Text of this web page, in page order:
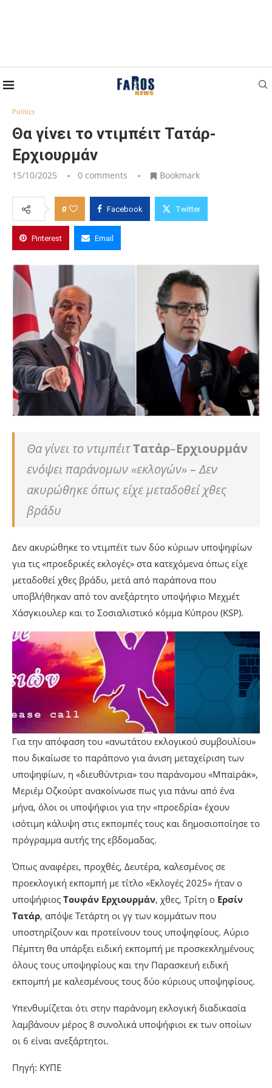
Home Θα γίνει το ντιμπέιτ Τατάρ-Ερχιουρμάν
Politics
Θα γίνει το ντιμπέιτ Τατάρ-
Ερχιουρμάν
15/10/2025 0 comments Bookmark
0 Facebook Twitter
Pinterest Email
Θα γίνει το ντιμπέιτΤατάρ–Ερχιουρμάν
ενόψει παράνομων «εκλογών» – Δεν
ακυρώθηκε όπως είχε μεταδοθεί χθες
βράδυ
Δεν ακυρώθηκε το ντιμπέϊτ των δύο κύριων υποψηφίων
για τις «προεδρικές εκλογές» στα κατεχόμενα όπως είχε
μεταδοθεί χθες βράδυ, μετά από παράπονα που
υποβλήθηκαν από τον ανεξάρτητο υποψήφιο Μεχμέτ
Χάσγκιουλερ και το Σοσιαλιστικό κόμμα Κύπρου (KSP).
Για την απόφαση του «ανωτάτου εκλογικού συμβουλίου»
που δικαίωσε το παράπονο για άνιση μεταχείριση των
υποψηφίων, η «διευθύντρια» του παράνομου «Μπαϊράκ»,
Μεριέμ Οζκούρτ ανακοίνωσε πως για πάνω από ένα
μήνα, όλοι οι υποψήφιοι για την «προεδρία» έχουν
ισότιμη κάλυψη στις εκπομπές τους και δημοσιοποίησε το
πρόγραμμα αυτής της εβδομαδας.
Όπως αναφέρει, προχθές, Δευτέρα, καλεσμένος σε
προεκλογική εκπομπή με τίτλο «Εκλογές 2025» ήταν ο
υποψήφιος Τουφάν Ερχιουρμάν, χθες, Τρίτη ο Ερσίν
Τατάρ, απόψε Τετάρτη οι γγ των κομμάτων που
υποστηρίζουν και προτείνουν τους υποψηφίους. Αύριο
Πέμπτη θα υπάρξει ειδική εκπομπή με προσκεκλημένους
όλους τους υποψηφίους και την Παρασκευή ειδική
εκπομπή με καλεσμένους τους δύο κύριους υποψηφίους.
Υπενθυμίζεται ότι στην παράνομη εκλογική διαδικασία
λαμβάνουν μέρος 8 συνολικά υποψήφιοι εκ των οποίων
οι 6 είναι ανεξάρτητοι.
Πηγή: ΚΥΠΕ